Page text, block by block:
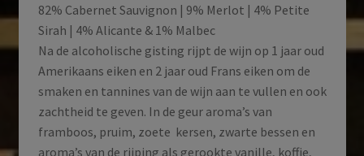
82% Cabernet Sauvignon | 9% Merlot | 4% Petite
Sirah | 4% Alicante & 1% Malbec
Na de alcoholische gisting rijpt de wijn op 1 jaar oud
Amerikaans eiken en 2 jaar oud Frans eiken om de
smaken en tannines van de wijn aan te vullen en ook
zachtheid te geven. In de geur aroma’s van
framboos, pruim, zoete kersen, zwarte bessen en
aroma’s van de rijping als gerookte vanille, koffie,